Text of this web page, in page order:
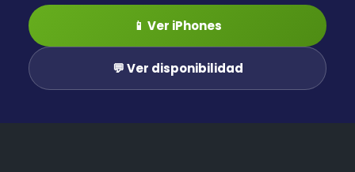
📱 Ver iPhones
💬 Ver disponibilidad